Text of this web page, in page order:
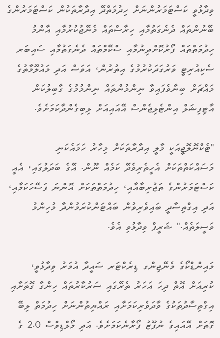
ވިދާޅުވީ ކަސްޓަމަރުންނަށް ހިދުމަތްދޭ އިދާރާތަކުން ކަސްޓަމަރުންގެ
ބޭނުންތައް ދެނެގަތުމާއި ހިރާސްތައް މެނޭޖުކުރުމާއި އާންމު
ހިދުމަތްތައް ފޯރުކޮށްދިނުމާއި ސްކޭމްތައް ދެނެގަތުމާއި ސައިބަރ
ސެކިއުރިޓީ ވަރުގަދަކުރުމުގެ އިތުރުން، އަވަސް އަދި މައުލޫމާތުގެ
މައްޗަށް ބިނާވެފައިވާ ނިންމުންތައް ނިންމުމުގެ ގާބިލުކަން
އާޓިފިޝަލް އިންޓެލިޖެންސް އޭއައިއަށް ލިބިގެންދާކަމަށެވެ.
"ޓެކްނޮލޮޖީއަކީ މާލީ އިދާރާތަކަށް މިހާރު ހަމައެކަނި
މަސައްކަތްތަކަށް އެހީތެރިވެދޭ ކަމެއް ނޫން. އޭގެ ބަދަލުގައި، އެއީ
ކަސްޓަމަރުންގެ ތަޖުރިބާއާއި، ހިދުމަތްތަކަށް އޮންނަ ފަސޭހަކަމާއި،
އަދި އިގްތިސާދީ ބައިވެރިވުން ބައްޓަންކުރަމުންދާ މުހިންމު
ވަސީލަތެއް." ޝަރީފް ވިދާޅުވި އެވެ.
މައިންޑްކޯގެ މެނޭޖިންގ ޑިރެކްޓަރ ސައީދާ އުމަރު ވިދާޅުވީ،
ކުރިއަށް އޮތް ދިހަ އަހަރު ތެރޭގައި ސަރުކާރުތައް ހިންގާ ގޮތަށާއި
އިގްތިސާދުތަކުގެ ވާދަވެރިކަމަށާއި ރައްޔިތުންނަށް ހިދުމަތް ލިބޭ
ގޮތަށް އޭއައިގެ ނުފޫޒު ފޯރާނެކަމަށެވެ. އަދި މޯލްޑިވްސް 2.0 ގެ